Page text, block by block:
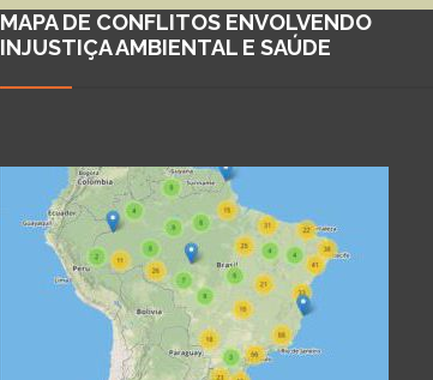
MAPA DE CONFLITOS ENVOLVENDO
INJUSTIÇA AMBIENTAL E SAÚDE